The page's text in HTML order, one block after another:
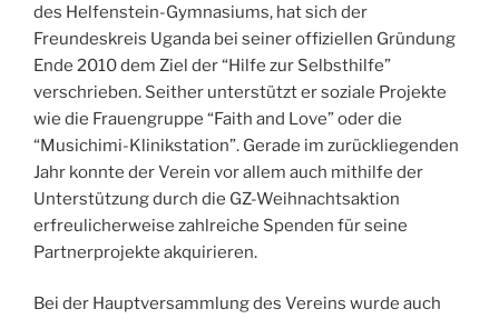
des Helfenstein-Gymnasiums, hat sich der
Freundeskreis Uganda bei seiner offiziellen Gründung
Ende 2010 dem Ziel der “Hilfe zur Selbsthilfe”
verschrieben. Seither unterstützt er soziale Projekte
wie die Frauengruppe “Faith and Love” oder die
“Musichimi-Klinikstation”. Gerade im zurückliegenden
Jahr konnte der Verein vor allem auch mithilfe der
Unterstützung durch die GZ-Weihnachtsaktion
erfreulicherweise zahlreiche Spenden für seine
Partnerprojekte akquirieren.
Bei der Hauptversammlung des Vereins wurde auch